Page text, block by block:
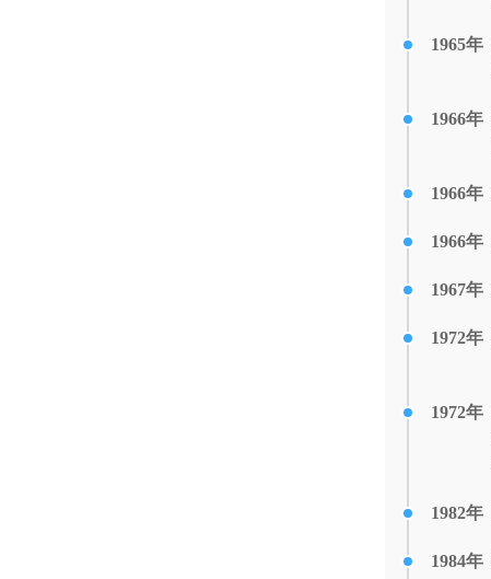
1965年
1966年
1966年
1966年
1967年
1972年
1972年
1982年
1984年